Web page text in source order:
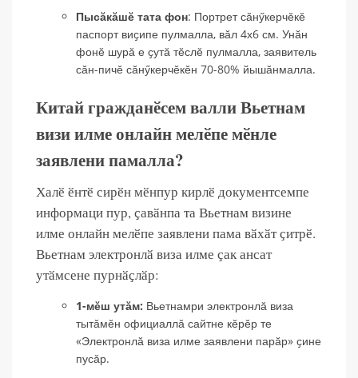
Пысӑкӑшӗ тата фон: Портрет сӑнӳкерчӗкӗ
паспорт виҫипе пулмалла, вӑл 4х6 см. Унӑн
фонӗ шурӑ е ҫутӑ тӗслӗ пулмалла, заявитель
сӑн-пичӗ сӑнӳкерчӗкӗн 70-80% йышӑнмалла.
Китай гражданӗсем валли Вьетнам
визи илме онлайн мелӗпе мӗнле
заявлени памалла?
Халӗ ӗнтӗ сирӗн мӗнпур кирлӗ документсемпе
информаци пур, ҫавӑнпа та Вьетнам визине
илме онлайн мелӗпе заявлени пама вӑхӑт ҫитрӗ.
Вьетнам электронлӑ виза илме ҫак ансат
утӑмсене пурнӑҫлӑр:
1-мӗш утӑм: Вьетнамри электронлӑ виза
тытӑмӗн официаллӑ сайтне кӗрӗр те
«Электронлӑ виза илме заявлени парӑр» ҫине
пусӑр.